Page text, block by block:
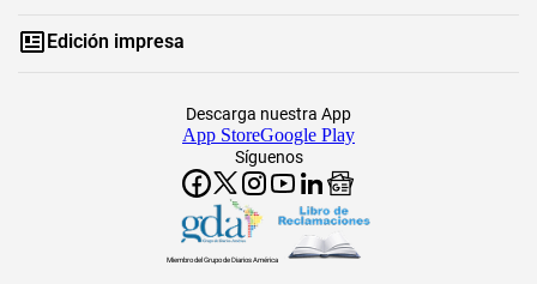
Edición impresa
Síguenos
Descarga nuestra App
App StoreGoogle Play
Miembro del Grupo de Diarios América